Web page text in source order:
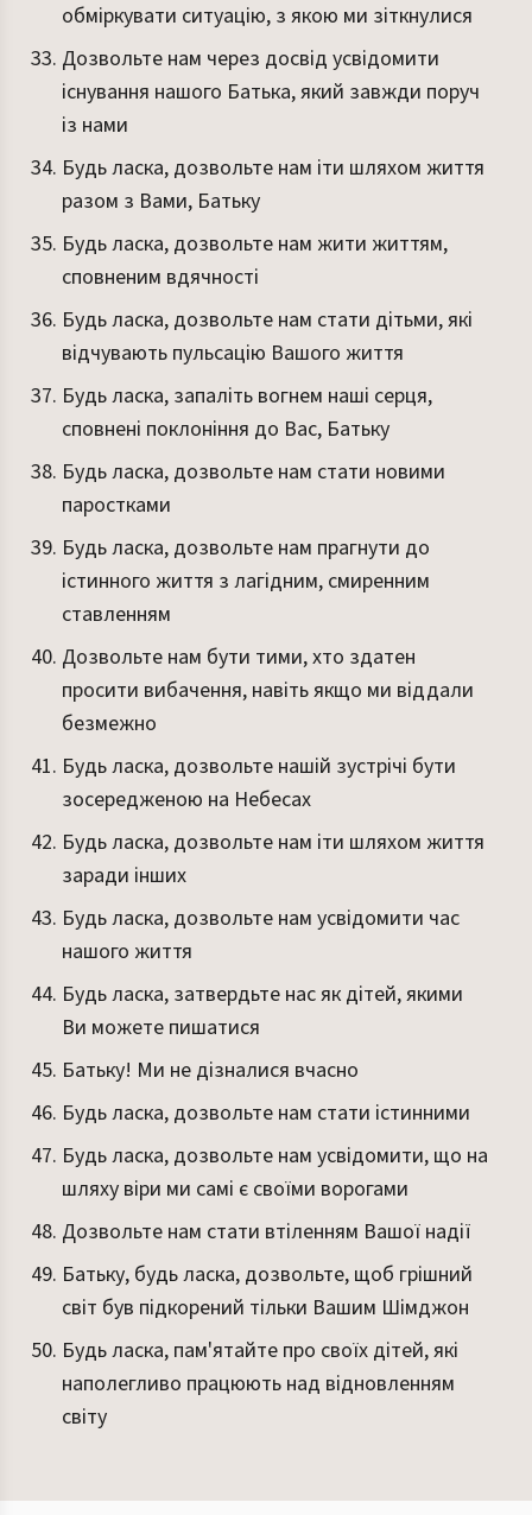
обміркувати ситуацію, з якою ми зіткнулися
Дозвольте нам через досвід усвідомити
існування нашого Батька, який завжди поруч
із нами
Будь ласка, дозвольте нам іти шляхом життя
разом з Вами, Батьку
Будь ласка, дозвольте нам жити життям,
сповненим вдячності
Будь ласка, дозвольте нам стати дітьми, які
відчувають пульсацію Вашого життя
Будь ласка, запаліть вогнем наші серця,
сповнені поклоніння до Вас, Батьку
Будь ласка, дозвольте нам стати новими
паростками
Будь ласка, дозвольте нам прагнути до
істинного життя з лагідним, смиренним
ставленням
Дозвольте нам бути тими, хто здатен
просити вибачення, навіть якщо ми віддали
безмежно
Будь ласка, дозвольте нашій зустрічі бути
зосередженою на Небесах
Будь ласка, дозвольте нам іти шляхом життя
заради інших
Будь ласка, дозвольте нам усвідомити час
нашого життя
Будь ласка, затвердьте нас як дітей, якими
Ви можете пишатися
Батьку! Ми не дізналися вчасно
Будь ласка, дозвольте нам стати істинними
Будь ласка, дозвольте нам усвідомити, що на
шляху віри ми самі є своїми ворогами
Дозвольте нам стати втіленням Вашої надії
Батьку, будь ласка, дозвольте, щоб грішний
світ був підкорений тільки Вашим Шімджон
Будь ласка, пам'ятайте про своїх дітей, які
наполегливо працюють над відновленням
світу